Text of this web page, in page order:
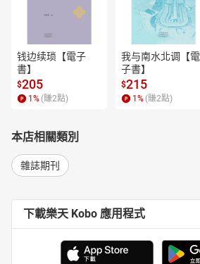
钱边续琐【電子
書】
$205
1 % (賺2點)
我与南水北调【電
子書】
$215
1 % (賺2點)
本店相關類別
雜誌期刊
下載樂天 Kobo 應用程式